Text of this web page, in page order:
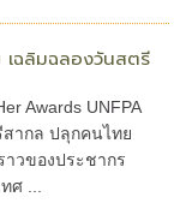
เฉลิมฉลองวันสตรี
Awards UNFPA
สากล ปลุกคนไทย
าวของประชากร
...